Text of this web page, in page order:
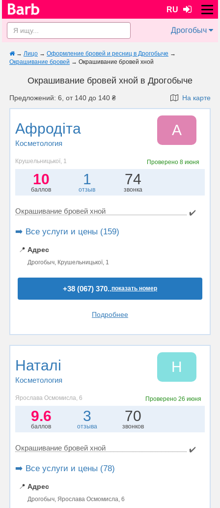
RU
Дрогобыч
→ Лицо → Оформление бровей и ресниц в Дрогобыче →
Окрашивание бровей → Окрашивание бровей хной
Окрашивание бровей хной в Дрогобыче
Предложений: 6, от 140 до 140 ₴ На карте
Афродіта
Косметология
А
Крушельницької, 1 Проверено8 июня
10
баллов
1
отзыв
74
звонка
Окрашивание бровей хной ✔️
➡️ Все услуги и цены (159)
📍 Адрес
Дрогобыч, Крушельницької, 1
+38 (067) 370..показать номер
Подробнее
Наталі
Косметология
Н
Ярослава Осмомисла, 6 Проверено 26 июня
9.6
баллов
3
отзыва
70
звонков
Окрашивание бровей хной ✔️
➡️ Все услуги и цены (78)
📍 Адрес
Дрогобыч, Ярослава Осмомисла, 6